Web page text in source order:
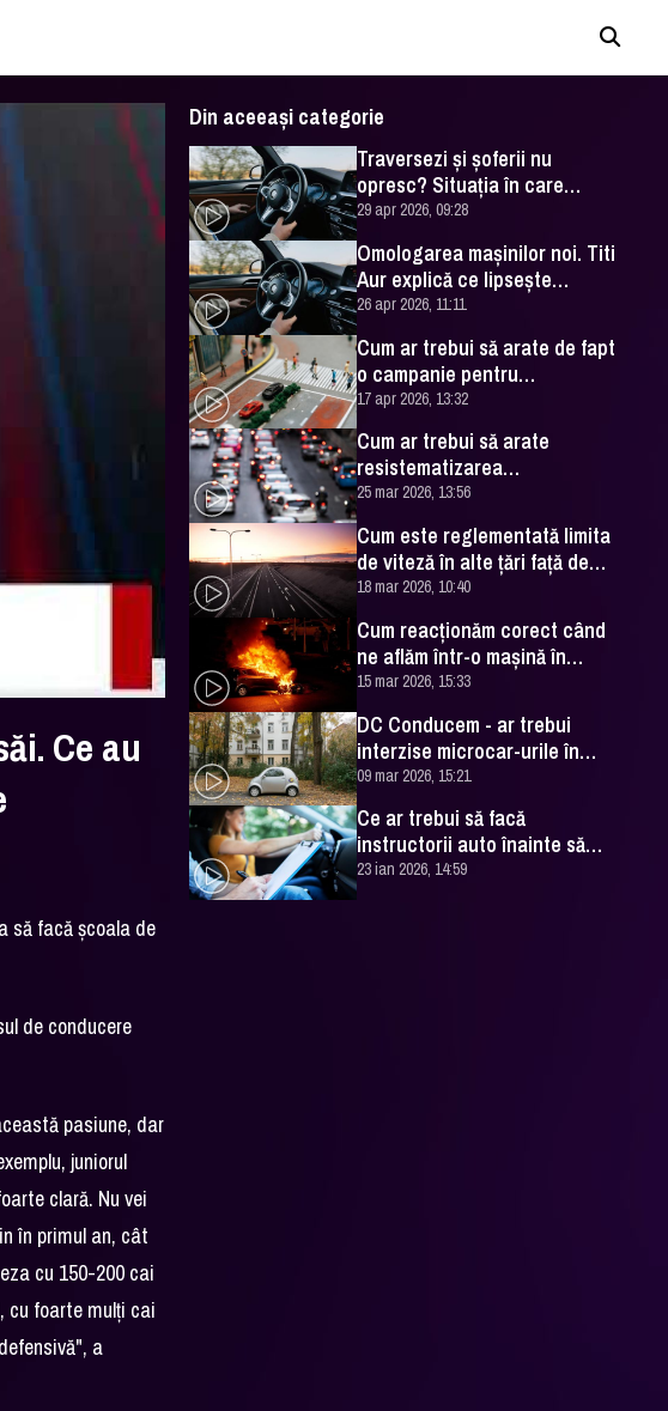
Ce au
să facă şcoala de
de conducere
pasiune, dar
juniorul
clară. Nu vei
în primul an, cât
cu 150-200 cai
cu foarte mulţi cai
a
Din aceeași categorie
Traversezi şi şoferii nu
opresc? Situaţia în care
manevra lor este legală
29 apr 2026, 09:28
Omologarea mașinilor noi. Titi
Aur explică ce lipsește
reglementărilor din România
26 apr 2026, 11:11
Cum ar trebui să arate de fapt
o campanie pentru
prevenirea accidentelor
rutiere. Titi Aur dă câteva
exemple
17 apr 2026, 13:32
Cum ar trebui să arate
resistematizarea
infrastructurii rutiere din
Capitală? Titi Aur dă câteva
exemple
25 mar 2026, 13:56
Cum este reglementată limita
de viteză în alte țări față de
România. Titi Aur dă câteva
exemple
18 mar 2026, 10:40
Cum reacționăm corect când
ne aflăm într-o mașină în
flăcări. Titi Aur are câteva
sfaturi care ne-ar putea salva
viața
15 mar 2026, 15:33
DC Conducem - ar trebui
interzise microcar-urile în
România?
09 mar 2026, 15:21
Ce ar trebui să facă
instructorii auto înainte să
trimită șoferii în trafic. Titi
Aur spune că lipsește o lecție
23 ian 2026, 14:59